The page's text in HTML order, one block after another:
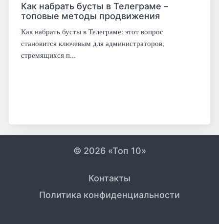
Как набрать бусты в Телеграме –
топовые методы продвижения
Как набрать бусты в Телеграме: этот вопрос
становится ключевым для администраторов,
стремящихся п...
© 2026 «Топ 10»
Контакты
Политика конфиденциальности